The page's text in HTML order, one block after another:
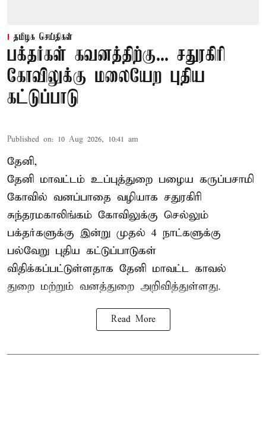
தமிழக செய்திகள்
பக்தர்கள் கவனத்திற்கு... சதுரகிரி
கோவிலுக்கு மலையேற புதிய
கட்டுப்பாடு
Published on: 10 Aug 2026, 10:41 am
தேனி,
தேனி மாவட்டம் உப்புத்துறை பழைய கருப்பசாமி
கோவில் வனப்பாதை வழியாக சதுரகிரி
சுந்தரமகாலிங்கம் கோவிலுக்கு செல்லும்
பக்தர்களுக்கு இன்று முதல் 4 நாட்களுக்கு
பல்வேறு புதிய கட்டுப்பாடுகள்
விதிக்கப்பட்டுள்ளதாக தேனி மாவட்ட காவல்
துறை மற்றும் வனத்துறை அறிவித்துள்ளது.
Read More